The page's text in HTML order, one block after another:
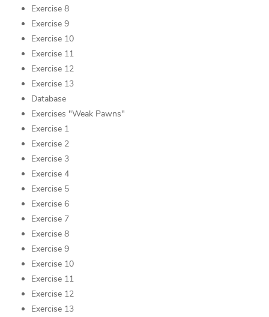
Exercise 8
Exercise 9
Exercise 10
Exercise 11
Exercise 12
Exercise 13
Database
Exercises "Weak Pawns"
Exercise 1
Exercise 2
Exercise 3
Exercise 4
Exercise 5
Exercise 6
Exercise 7
Exercise 8
Exercise 9
Exercise 10
Exercise 11
Exercise 12
Exercise 13